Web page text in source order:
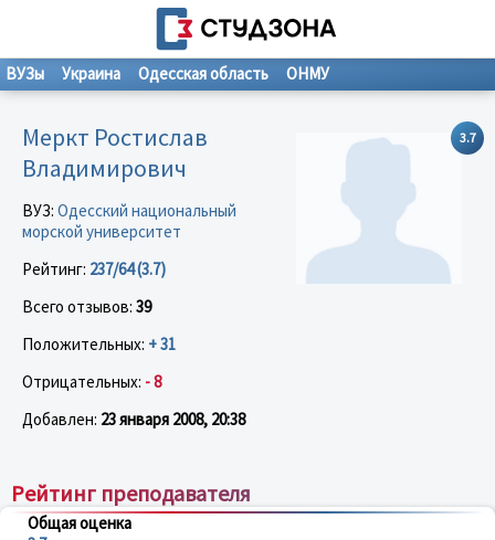
ВУЗы Украина Одесская область ОНМУ
3.7
Меркт Ростислав
Владимирович
ВУЗ: Одесский национальный
морской университет
Рейтинг: 237/64 (3.7)
Всего отзывов: 39
Положительных: + 31
Отрицательных: - 8
Добавлен: 23 января 2008, 20:38
Рейтинг преподавателя
Общая оценка